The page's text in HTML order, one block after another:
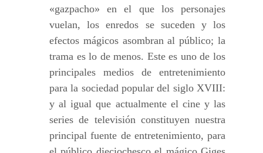
«gazpacho» en el que los personajes
vuelan, los enredos se suceden y los
efectos mágicos asombran al público; la
trama es lo de menos. Este es uno de los
principales medios de entretenimiento
para la sociedad popular del siglo XVIII:
y al igual que actualmente el cine y las
series de televisión constituyen nuestra
principal fuente de entretenimiento, para